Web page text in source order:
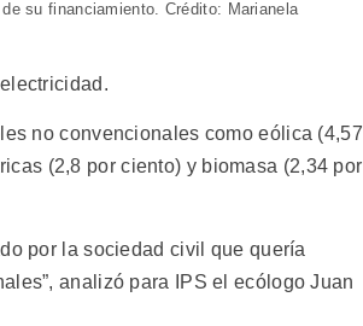
su financiamiento. Crédito: Marianela
no convencionales como eólica (4,57
(2,8 por ciento) y biomasa (2,34 por
por la sociedad civil que quería
analizó para IPS el ecólogo Juan